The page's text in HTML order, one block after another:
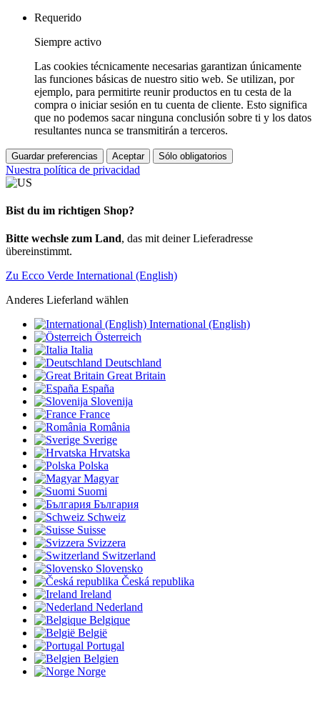
Requerido
Siempre activo
Las cookies técnicamente necesarias garantizan únicamente
las funciones básicas de nuestro sitio web. Se utilizan, por
ejemplo, para permitirte reunir productos en tu cesta de la
compra o iniciar sesión en tu cuenta de cliente. Esto significa
que no podemos sacar ninguna conclusión sobre ti y los datos
resultantes nunca se transmitirán a terceros.
Guardar preferencias Aceptar Sólo obligatorios
Nuestra política de privacidad
Bist du im richtigen Shop?
Bitte wechsle zum Land, das mit deiner Lieferadresse
übereinstimmt.
Zu Ecco Verde International (English)
Anderes Lieferland wählen
International (English)
Österreich
Italia
Deutschland
Great Britain
España
Slovenija
France
România
Sverige
Hrvatska
Polska
Magyar
Suomi
България
Schweiz
Suisse
Svizzera
Switzerland
Slovensko
Česká republika
Ireland
Nederland
Belgique
België
Portugal
Belgien
Norge